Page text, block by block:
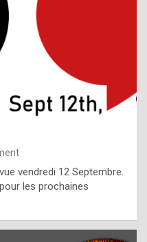
vendredi 12 Septembre.
les prochaines